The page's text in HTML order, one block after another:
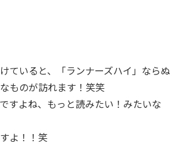
ていると、「ランナーズハイ」ならぬ
ものが訪れます！笑笑
すよね、もっと読みたい！みたいな
よ！！笑